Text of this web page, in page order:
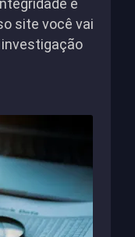
e
site você vai